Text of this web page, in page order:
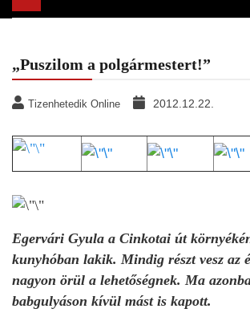
navigation
„Puszilom a polgármestert!”
Tizenhetedik Online 2012.12.22.
Egervári Gyula a Cinkotai út
kunyhóban lakik. Mindig részt vesz az
nagyon örül a lehetőségnek. Ma
babgulyáson kívül mást is kapott.